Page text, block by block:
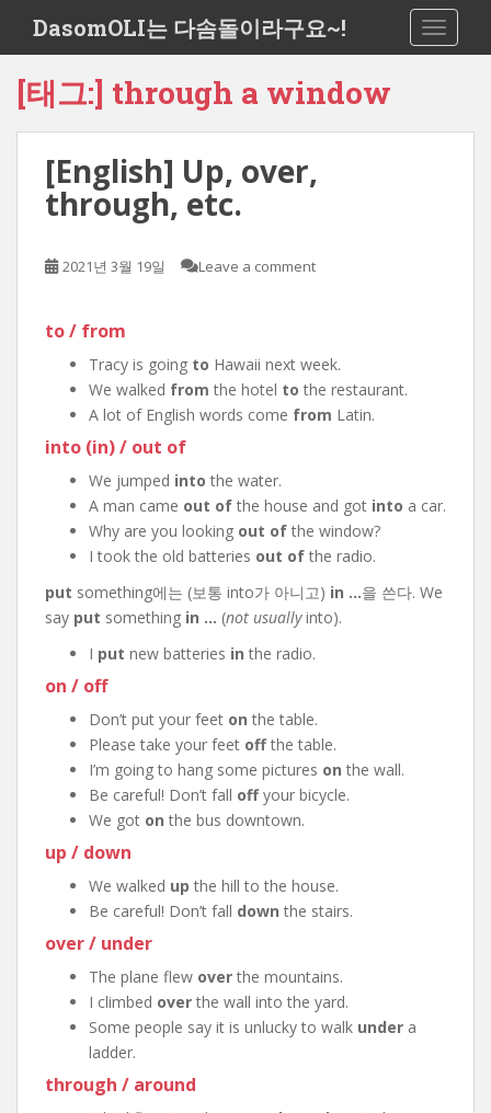
i
DasomOLI는 다솜돌이라구요~!
[태그:] through a window
[English] Up, over,
through, etc.
2021년 3월 19일 Leave a comment
to / from
Tracy is going to Hawaii next week.
We walked from the hotel to the restaurant.
A lot of English words come from Latin.
into (in) / out of
We jumped into the water.
A man came out of the house and got into a car.
Why are you looking out of the window?
I took the old batteries out of the radio.
put something에는 (보통 into가 아니고) in …을 쓴다. We
say put something in … (not usuallyinto).
I put new batteries in the radio.
on / off
Don’t put your feet on the table.
Please take your feet offthe table.
I’m going to hang some pictures on the wall.
Be careful! Don’t fall offyour bicycle.
We got on the bus downtown.
up / down
We walked up the hill to the house.
Be careful! Don’t fall down the stairs.
over / under
The plane flew over the mountains.
I climbed over the wall into the yard.
Some people say it is unlucky to walk under a
ladder.
through / around